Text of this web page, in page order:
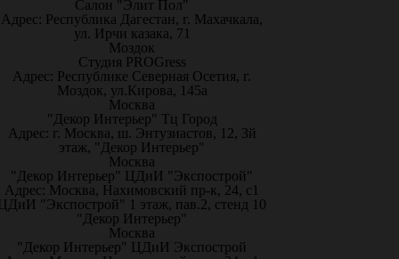
Салон "Элит Пол"
Адрес: Республика Дагестан, г. Махачкала,
ул. Ирчи казака, 71
Моздок
Студия PROGress
Адрес: Республике Северная Осетия, г.
Моздок, ул.Кирова, 145а
Москва
"Декор Интерьер" Тц Город
Адрес: г. Москва, ш. Энтузиастов, 12, 3й
этаж, "Декор Интерьер"
Москва
"Декор Интерьер" ЦДиИ "Экспострой"
Адрес: Москва, Нахимовский пр-к, 24, с1
"Экспострой" 1 этаж, пав.2, стенд 10
"Декор Интерьер"
Москва
"Декор Интерьер" ЦДиИ Экспострой